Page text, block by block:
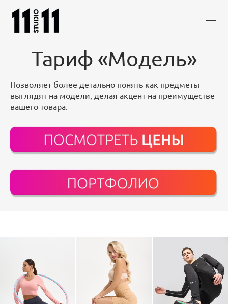
Тариф «Модель»
Позволяет более детально понять как предметы
выглядят на модели, делая акцент на преимуществе
вашего товара.